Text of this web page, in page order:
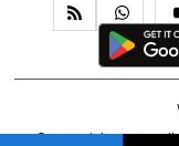
Copyright 2026, All